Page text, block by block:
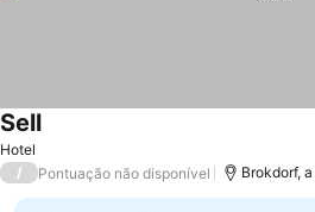
Hotel
Sell
/ Pontuação não disponível Brokdorf,